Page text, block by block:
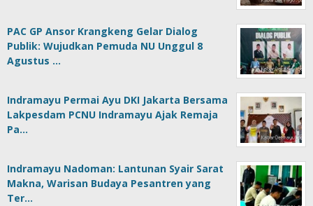
PAC GP Ansor Krangkeng Gelar Dialog
Publik: Wujudkan Pemuda NU Unggul 8
Agustus …
Indramayu Permai Ayu DKI Jakarta Bersama
Lakpesdam PCNU Indramayu Ajak Remaja
Pa…
Indramayu Nadoman: Lantunan Syair Sarat
Makna, Warisan Budaya Pesantren yang
Ter…